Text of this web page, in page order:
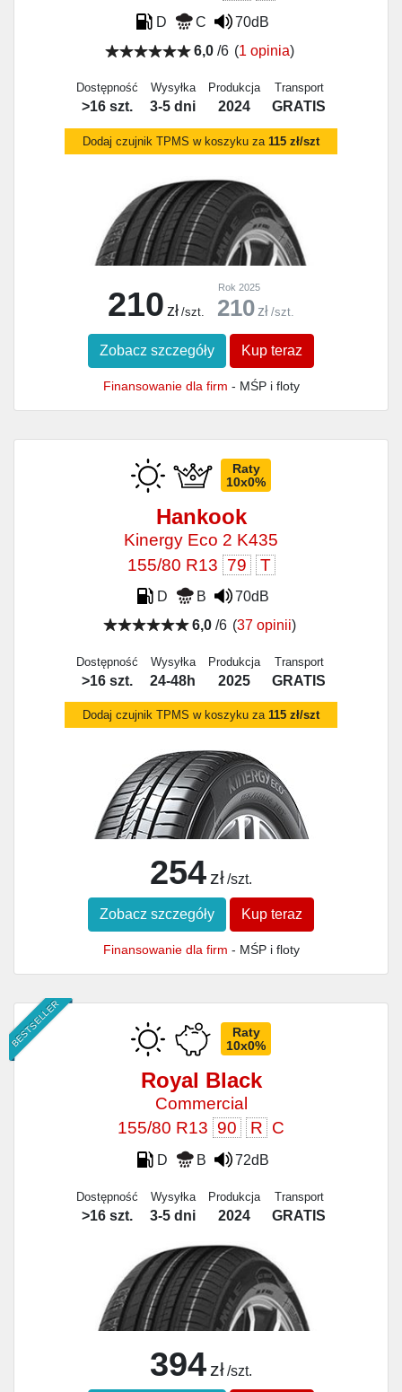
D C
70dB
6,0/6 (1 opinia)
Dostępność
>16 szt.
Wysyłka
3-5 dni
Produkcja
2024
Transport
GRATIS
Dodaj czujnik TPMS w koszyku za 115 zł/szt
210 zł /szt.
Rok 2025
210 zł /szt.
Zobacz szczegóły Kup teraz
Finansowanie dla firm - MŚP i floty
Raty
10x0%
Hankook
Kinergy Eco 2 K435
155/80 R13 79 T
D B
70dB
6,0/6 (37 opinii)
Dostępność
>16 szt.
Wysyłka
24-48h
Produkcja
2025
Transport
GRATIS
Dodaj czujnik TPMS w koszyku za 115 zł/szt
254 zł /szt.
Zobacz szczegóły Kup teraz
Finansowanie dla firm - MŚP i floty
BESTSELLER
Raty
10x0%
Royal Black
Commercial
155/80 R13 90 R C
D B 72dB
Dostępność
>16 szt.
Wysyłka
3-5 dni
Produkcja
2024
Transport
GRATIS
394 zł /szt.